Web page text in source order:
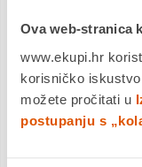
Ova web-stranica
www.ekupi.hr
korisničko
možete pročitati u
postupanju s
Usporedite